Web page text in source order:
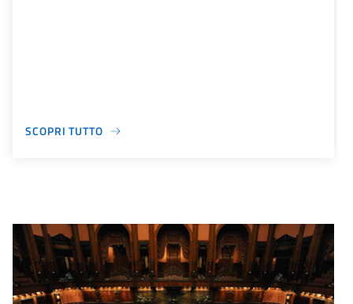
SCOPRI TUTTO